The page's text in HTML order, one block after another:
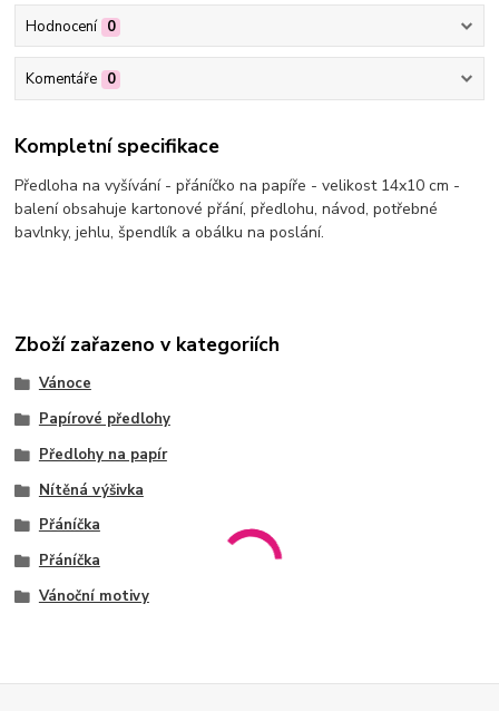
Hodnocení 0
Komentáře 0
Kompletní specifikace
Předloha na vyšívání - přáníčko na papíře - velikost 14x10 cm -
balení obsahuje kartonové přání, předlohu, návod, potřebné
bavlnky, jehlu, špendlík a obálku na poslání.
Zboží zařazeno v kategoriích
Vánoce
Papírové předlohy
Předlohy na papír
Nítěná výšivka
Přáníčka
Přáníčka
Vánoční motivy